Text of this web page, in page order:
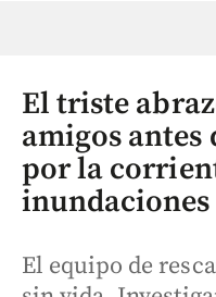
El triste
amigos antes
por la
El equipo de